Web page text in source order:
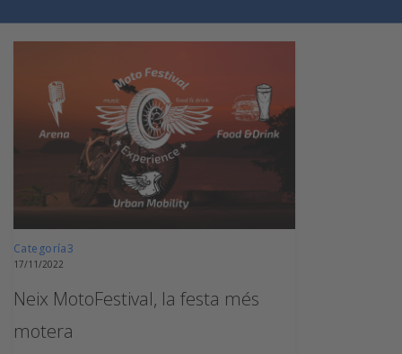
Categoría3
17/11/2022
Neix MotoFestival, la festa més
motera